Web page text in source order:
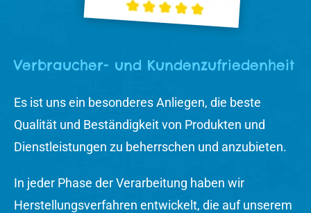
Verbraucher- und Kundenzufriedenheit
Es ist uns ein besonderes Anliegen, die beste
Qualität und Beständigkeit von Produkten und
Dienstleistungen zu beherrschen und anzubieten.
In jeder Phase der Verarbeitung haben wir
Herstellungsverfahren entwickelt, die auf unserem